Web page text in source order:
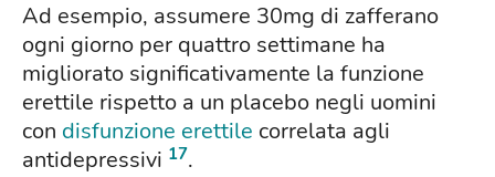
Ad esempio, assumere 30mg di zafferano
ogni giorno per quattro settimane ha
migliorato significativamente la funzione
erettile rispetto a un placebo negli uomini
con disfunzione erettile correlata agli
antidepressivi 17.